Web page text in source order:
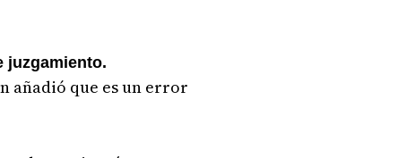
juzgamiento.
añadió que es un error